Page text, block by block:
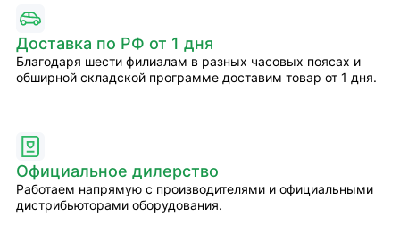
Доставка по РФ от 1 дня
Благодаря шести филиалам в разных часовых поясах и
обширной складской программе доставим товар от 1 дня.
Официальное дилерство
Работаем напрямую с производителями и официальными
дистрибьюторами оборудования.